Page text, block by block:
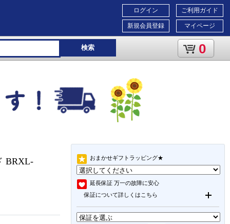
ご利用ガイド
マイページ
ログイン
新規会員登録
検索 0
おまかせギフトラッピング★
延長保証 万一の故障に安心
保証について詳しくはこちら
BRXL-